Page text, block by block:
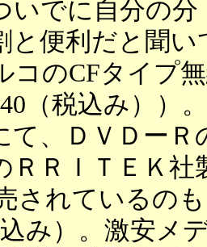
いでに自分の分
と便利だと聞
コのCFタイプ
（税込み））
て、ＤＶＤー
ＲＲＩＴＥＫ
されているの
み）。激安メ